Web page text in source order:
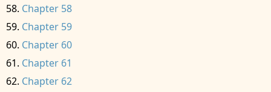
Chapter 58
Chapter 59
Chapter 60
Chapter 61
Chapter 62